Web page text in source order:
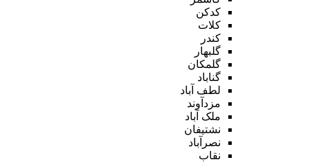
کدکن
کلات
کندر
گلبهار
گلمکان
گناباد
لطف آباد
مزدآوند
ملک آباد
نشتیفان
نصرآباد
نقاب